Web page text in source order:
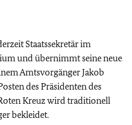
Staatssekretär im
und übernimmt seine neue
Amtsvorgänger Jakob
des Präsidenten des
Kreuz wird traditionell
bekleidet.